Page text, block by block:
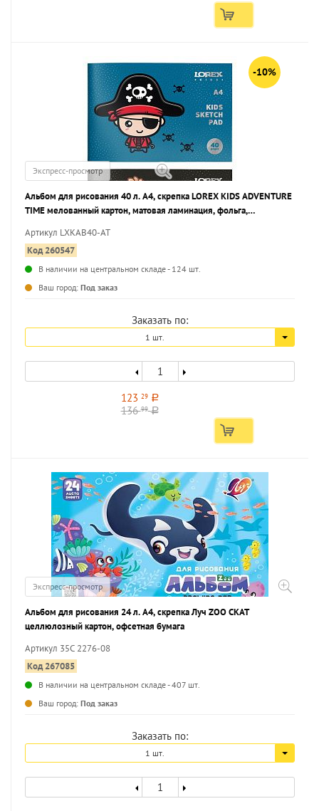
-10%
Экспресс-просмотр
Альбом для рисования 40 л. А4, скрепка LOREX KIDS ADVENTURE
TIME мелованный картон, матовая ламинация, фольга,
Артикул LXKAB40-AT
Код 260547
В наличии на центральном складе - 124 шт.
Ваш город: Под заказ
Заказать по:
1 шт.
123 29 a
13699 a
Экспресс-просмотр
Альбом для рисования 24 л. А4, скрепка Луч ZOO СКАТ
целлюлозный картон, офсетная бумага
Артикул 35С 2276-08
Код 267085
В наличии на центральном складе - 407 шт.
Ваш город: Под заказ
Заказать по:
1 шт.